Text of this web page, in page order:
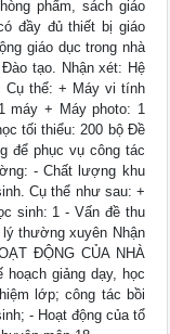
phẩm, sách giáo
đầy đủ thiết bị giáo
giáo dục trong nhà
tạo. Nhận xét: Hệ
Cụ thể: + Máy vi tính
máy + Máy photo: 1
tối thiểu: 200 bộ Đề
để phục vụ công tác
- Chất lượng khu
Cụ thể như sau: +
sinh: 1 - Vấn đề thu
thường xuyên Nhận
ĐỘNG CỦA NHÀ
giảng dạy, học
lớp; công tác bồi
- Hoạt động của tổ